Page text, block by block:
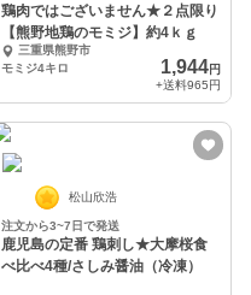
鶏肉ではございません★２点限り
【熊野地鶏のモミジ】約4ｋｇ
三重県熊野市
モミジ4キロ
1,944円
+送料965円
松山欣浩
注文から3~7日で発送
鹿児島の定番 鶏刺し★大摩桜食
べ比べ4種/さしみ醤油（冷凍）